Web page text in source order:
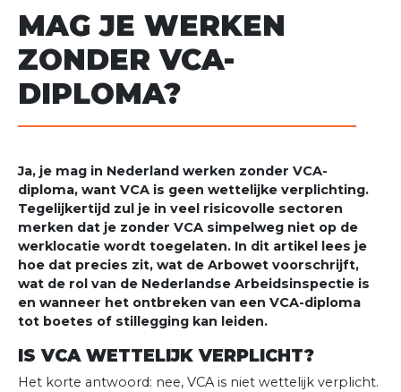
MAG JE WERKEN
ZONDER VCA-
DIPLOMA?
Ja, je mag in Nederland werken zonder VCA-
diploma, want VCA is geen wettelijke verplichting.
Tegelijkertijd zul je in veel risicovolle sectoren
merken dat je zonder VCA simpelweg niet op de
werklocatie wordt toegelaten. In dit artikel lees je
hoe dat precies zit, wat de Arbowet voorschrijft,
wat de rol van de Nederlandse Arbeidsinspectie is
en wanneer het ontbreken van een VCA-diploma
tot boetes of stillegging kan leiden.
IS VCA WETTELIJK VERPLICHT?
Het korte antwoord: nee, VCA is niet wettelijk verplicht.